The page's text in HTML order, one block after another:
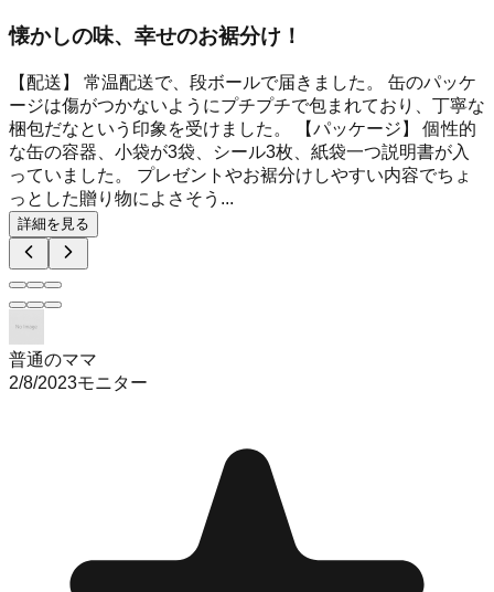
懐かしの味、幸せのお裾分け！
【配送】 常温配送で、段ボールで届きました。 缶のパッケ
ージは傷がつかないようにプチプチで包まれており、丁寧な
梱包だなという印象を受けました。 【パッケージ】 個性的
な缶の容器、小袋が3袋、シール3枚、紙袋一つ説明書が入
っていました。 プレゼントやお裾分けしやすい内容でちょ
っとした贈り物によさそう...
詳細を見る
普通のママ
2/8/2023モニター